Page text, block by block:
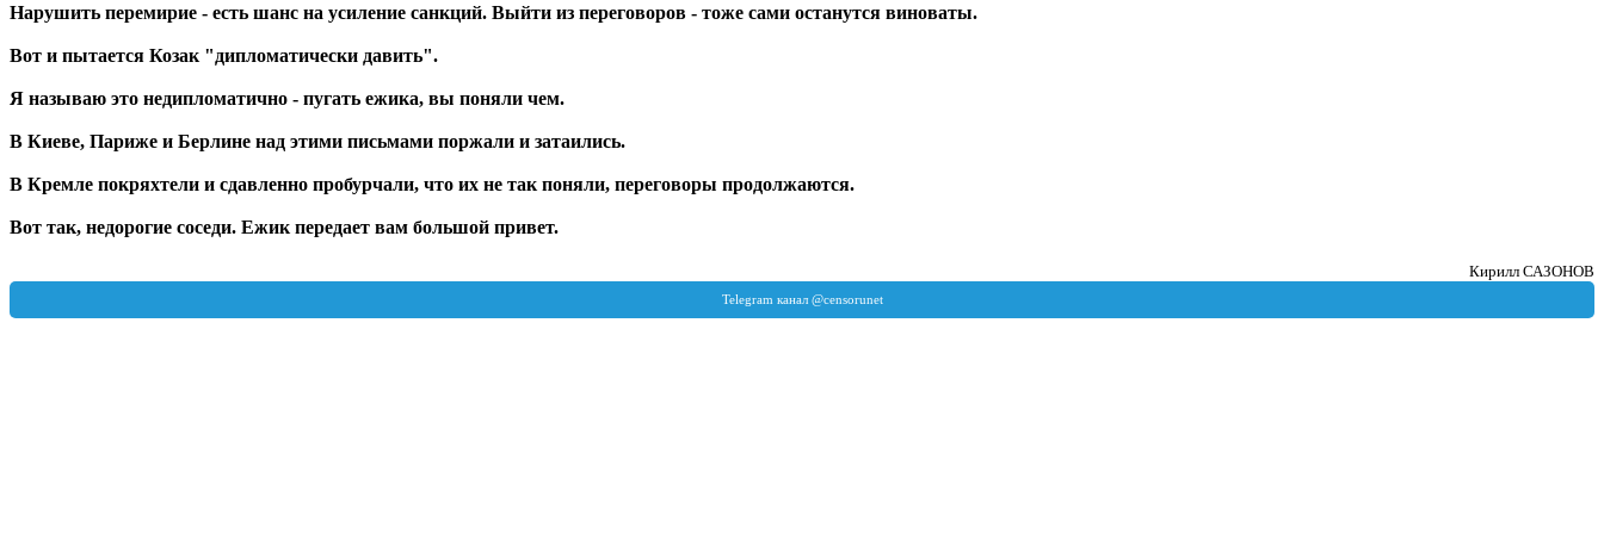
Нарушить перемирие - есть шанс на усиление санкций. Выйти из переговоров - тоже сами останутся виноваты.
Вот и пытается Козак "дипломатически давить".
Я называю это недипломатично - пугать ежика, вы поняли чем.
В Киеве, Париже и Берлине над этими письмами поржали и затаились.
В Кремле покряхтели и сдавленно пробурчали, что их не так поняли, переговоры продолжаются.
Вот так, недорогие соседи. Ежик передает вам большой привет.
Кирилл САЗОНОВ